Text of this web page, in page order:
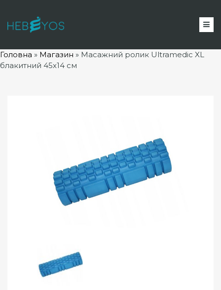
Головна » Магазин » Масажний ролик Ultramedic XL
блакитний 45х14 см